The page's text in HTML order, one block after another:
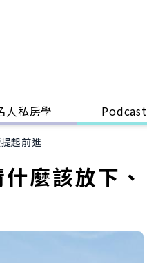
人私房學 Podcast
起前進
麼該放下、